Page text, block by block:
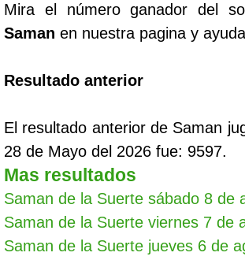
Mira el número ganador del
Saman en nuestra pagina y
Resultado anterior
El resultado anterior de Saman
28 de Mayo del 2026 fue: 9597.
Mas resultados
Saman de la Suerte sábado 8 de
Saman de la Suerte viernes 7 de
Saman de la Suerte jueves 6 de